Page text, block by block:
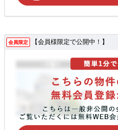
会員限定 【会員様限定で公開中！】